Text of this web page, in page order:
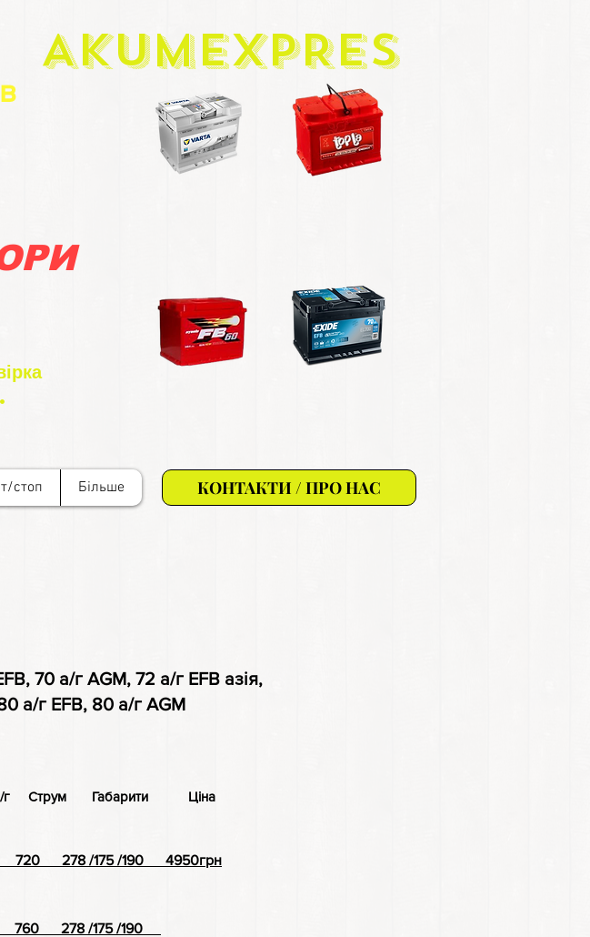
AkumEXPRES
стоп Більше КОНТАКТИ / ПРО НАС
70 а/г AGM, 72 а/г EFB азія,
а/г EFB, 80 а/г AGM
Ціна
175 /190 4950грн
278 /175 /190